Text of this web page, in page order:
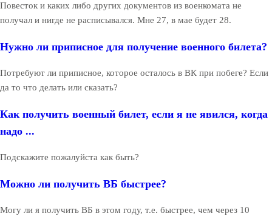
Повесток и каких либо других документов из военкомата не
получал и нигде не расписывался. Мне 27, в мае будет 28.
Нужно ли приписное для получение военного билета?
Потребуют ли приписное, которое осталось в ВК при побеге? Если
да то что делать или сказать?
Как получить военный билет, если я не явился, когда
надо ...
Подскажите пожалуйста как быть?
Можно ли получить ВБ быстрее?
Могу ли я получить ВБ в этом году, т.е. быстрее, чем через 10